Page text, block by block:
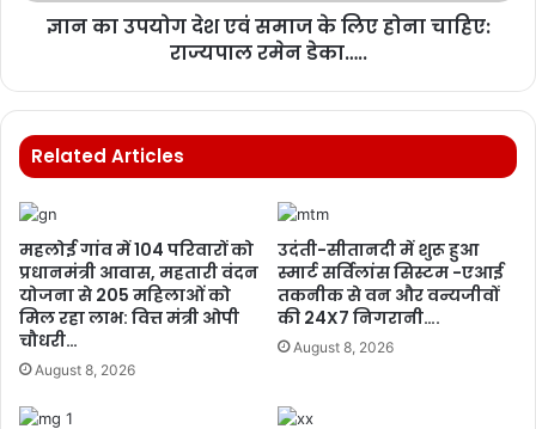
ज्ञान का उपयोग देश एवं समाज के लिए होना चाहिए:
राज्यपाल रमेन डेका…..
Related Articles
महलोई गांव में 104 परिवारों को
प्रधानमंत्री आवास, महतारी वंदन
योजना से 205 महिलाओं को
मिल रहा लाभ: वित्त मंत्री ओपी
चौधरी…
August 8, 2026
उदंती-सीतानदी में शुरू हुआ
स्मार्ट सर्विलांस सिस्टम -एआई
तकनीक से वन और वन्यजीवों
की 24X7 निगरानी….
August 8, 2026